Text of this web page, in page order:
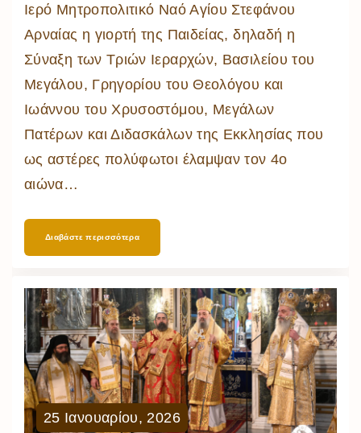
Ιερό Μητροπολιτικό Ναό Αγίου Στεφάνου
Αρναίας η γιορτή της Παιδείας, δηλαδή η
Σύναξη των Τριών Ιεραρχών, Βασιλείου του
Μεγάλου, Γρηγορίου του Θεολόγου και
Ιωάννου του Χρυσοστόμου, Μεγάλων
Πατέρων και Διδασκάλων της Εκκλησίας που
ως αστέρες πολύφωτοι έλαμψαν τον 4ο
αιώνα…
Διαβάστε περισσότερα
25 Ιανουαρίου, 2026